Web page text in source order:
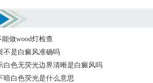
做wood灯检查
不是白癜风准确吗
白色无荧光边界清晰是白癜风吗
暗白色荧光是什么意思